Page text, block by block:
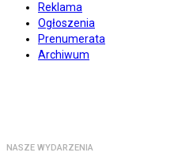
Reklama
Ogłoszenia
Prenumerata
Archiwum
NASZE WYDARZENIA